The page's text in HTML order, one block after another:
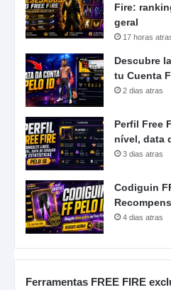
Fire:
geral
17 horas
Descubre
tu Cuenta
2 dias atras
Perfil Free
nível, data
3 dias atras
Codiguin
4 dias atras
Ferramentas FREE FIRE